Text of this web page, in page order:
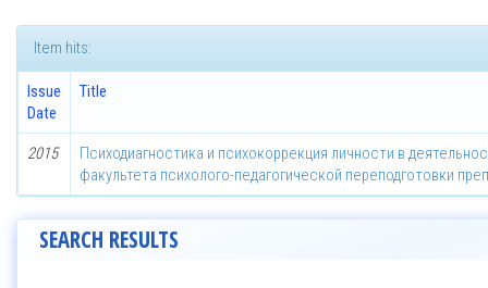
Item hits:
Issue
Date
Title
2015
Психодиагностика и психокоррекция личности в
факультета психолого-педагогической переподготовки
SEARCH RESULTS